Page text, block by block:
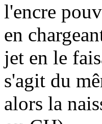
l'encre
en
jet en le
s'agit du
alors la